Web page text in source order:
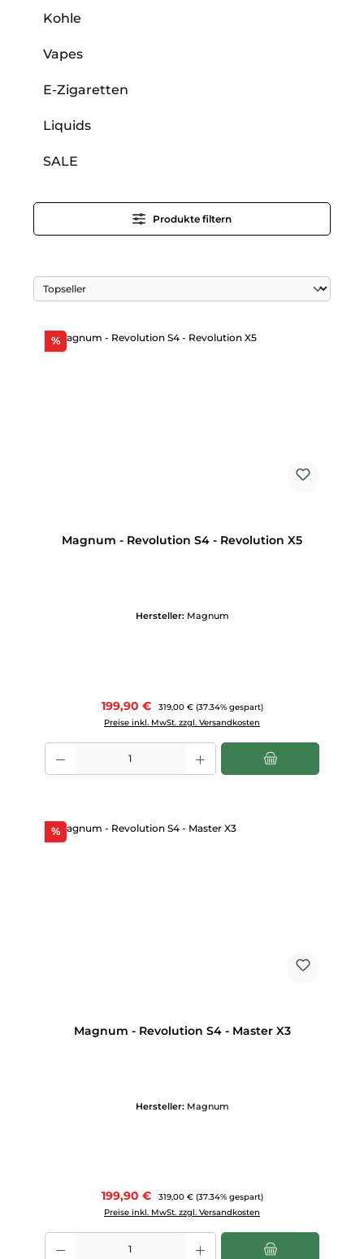
Kohle
Vapes
E-Zigaretten
Liquids
SALE
Produkte filtern
%Rabatt
Magnum - Revolution S4 - Revolution X5
Hersteller: Magnum
Verkaufspreis:
199,90 € Regulärer Preis:
319,00 € (37.34% gespart)
Preise inkl. MwSt. zzgl. Versandkosten
Produkt Anzahl: Gib den gewünschten Wert ein oder benutze die
%Rabatt
Magnum - Revolution S4 - Master X3
Hersteller: Magnum
Verkaufspreis:
199,90 € Regulärer Preis:
319,00 € (37.34% gespart)
Preise inkl. MwSt. zzgl. Versandkosten
Produkt Anzahl: Gib den gewünschten Wert ein oder benutze die